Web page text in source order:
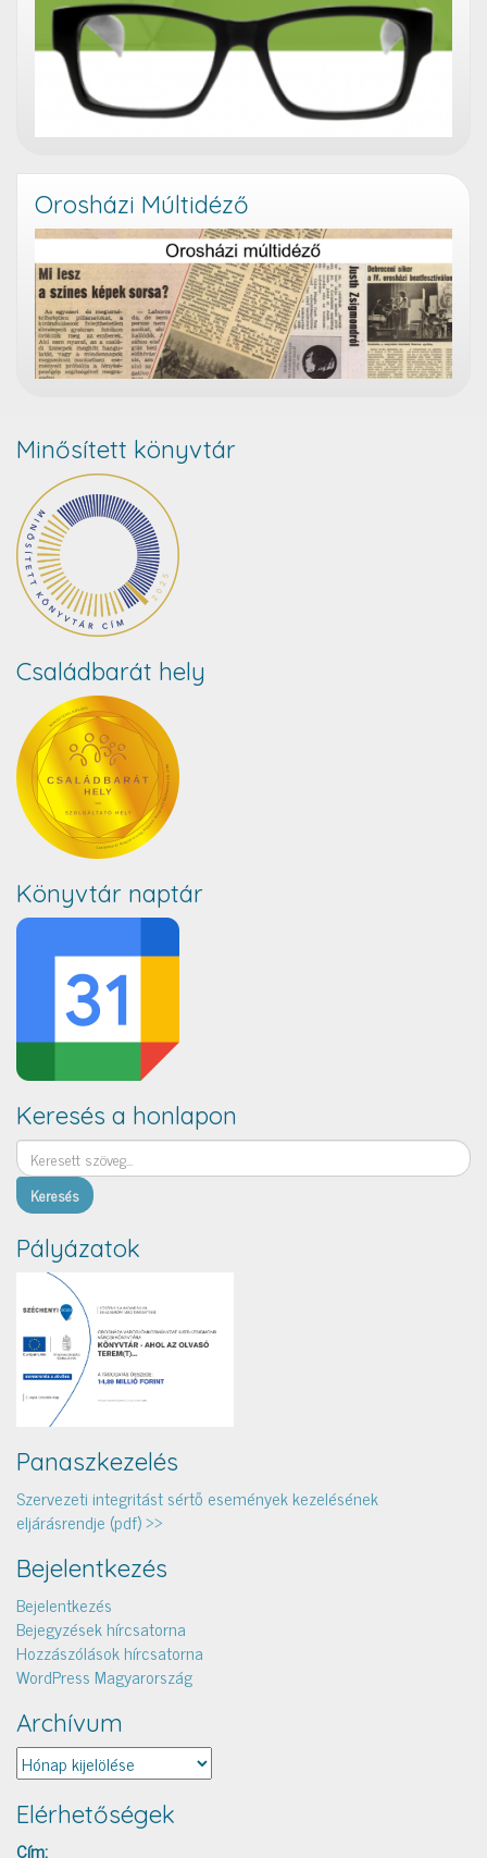
Orosházi Múltidéző
Minősített könyvtár
Családbarát hely
Könyvtár naptár
Keresés a honlapon
Keresés
Pályázatok
Panaszkezelés
Szervezeti integritást sértő események kezelésének
eljárásrendje (pdf) >>
Bejelentkezés
Bejelentkezés
Bejegyzések hírcsatorna
Hozzászólások hírcsatorna
WordPress Magyarország
Archívum
Archívum
Elérhetőségek
Cím: